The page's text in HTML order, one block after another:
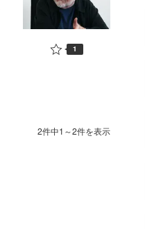
1
2件中1～2件を表示